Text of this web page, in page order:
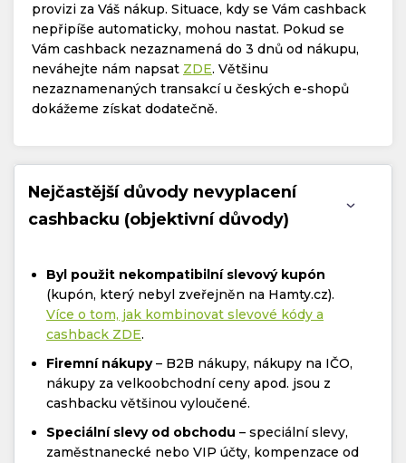
provizi za Váš nákup. Situace, kdy se Vám cashback
nepřipíše automaticky, mohou nastat. Pokud se
Vám cashback nezaznamená do 3 dnů od nákupu,
neváhejte nám napsat ZDE. Většinu
nezaznamenaných transakcí u českých e-shopů
dokážeme získat dodatečně.
Nejčastější důvody nevyplacení
cashbacku (objektivní důvody)
Byl použit nekompatibilní slevový kupón
(kupón, který nebyl zveřejněn na Hamty.cz).
Více o tom, jak kombinovat slevové kódy a
cashback ZDE.
Firemní nákupy– B2B nákupy, nákupy na IČO,
nákupy za velkoobchodní ceny apod. jsou z
cashbacku většinou vyloučené.
Speciální slevy od obchodu – speciální slevy,
zaměstnanecké nebo VIP účty, kompenzace od